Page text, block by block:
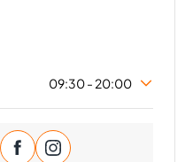
09:30 - 20:00
09:30 - 20:00
09:30 - 20:00